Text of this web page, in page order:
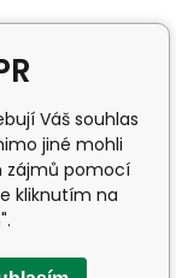
Váš souhlas
jiné mohli
zájmů pomocí
kliknutím na